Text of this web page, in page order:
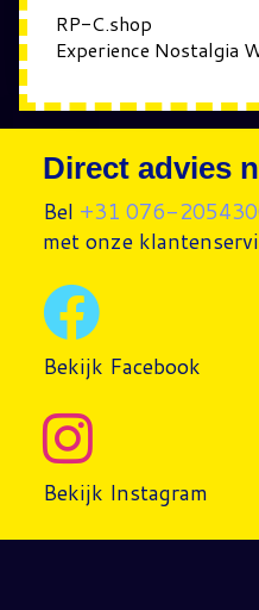
RP-C.shop
Experience Nostalgia
Direct advies
Bel +31 076-
met onze
Bekijk Facebook
Bekijk Instagram